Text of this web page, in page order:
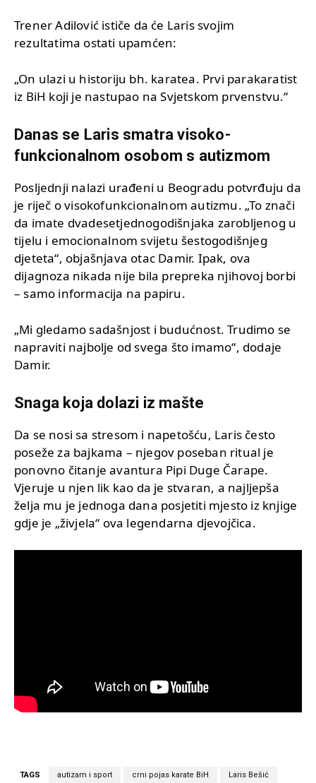
Trener Adilović ističe da će Laris svojim
rezultatima ostati upamćen:
„On ulazi u historiju bh. karatea. Prvi parakaratist
iz BiH koji je nastupao na Svjetskom prvenstvu.“
Danas se Laris smatra visoko-
funkcionalnom osobom s autizmom
Posljednji nalazi urađeni u Beogradu potvrđuju da
je riječ o visokofunkcionalnom autizmu. „To znači
da imate dvadesetjednogodišnjaka zarobljenog u
tijelu i emocionalnom svijetu šestogodišnjeg
djeteta“, objašnjava otac Damir. Ipak, ova
dijagnoza nikada nije bila prepreka njihovoj borbi
– samo informacija na papiru.
„Mi gledamo sadašnjost i budućnost. Trudimo se
napraviti najbolje od svega što imamo“, dodaje
Damir.
Snaga koja dolazi iz mašte
Da se nosi sa stresom i napetošću, Laris često
poseže za bajkama – njegov poseban ritual je
ponovno čitanje avantura Pipi Duge Čarape.
Vjeruje u njen lik kao da je stvaran, a najljepša
želja mu je jednoga dana posjetiti mjesto iz knjige
gdje je „živjela“ ova legendarna djevojčica.
TAGS autizam i sport crni pojas karate BiH Laris Bešić